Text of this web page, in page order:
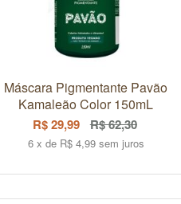
Máscara Pigmentante Pavão
Kamaleão Color 150mL
R$ 29,99 R$ 62,30
6 x de R$ 4,99 sem juros